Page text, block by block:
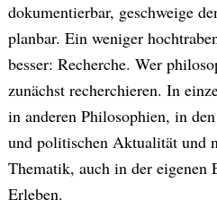
dokumentierbar, geschweige
planbar. Ein weniger
besser: Recherche. Wer
zunächst recherchieren. In
in anderen Philosophien, in
und politischen Aktualität und
Thematik, auch in der eigenen
Erleben.